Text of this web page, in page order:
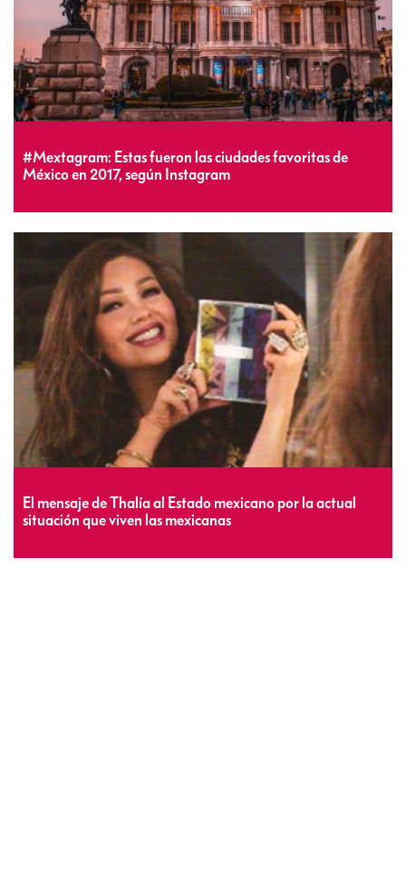
#Mextagram: Estas fueron las ciudades favoritas de
México en 2017, según Instagram
El mensaje de Thalía al Estado mexicano por la actual
situación que viven las mexicanas